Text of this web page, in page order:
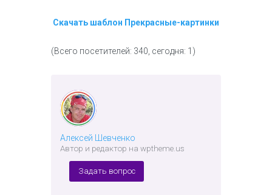
Скачать шаблон Прекрасные-картинки
(Всего посетителей: 340, сегодня: 1)
Алексей Шевченко
Автор и редактор на wptheme.us
Задать вопрос